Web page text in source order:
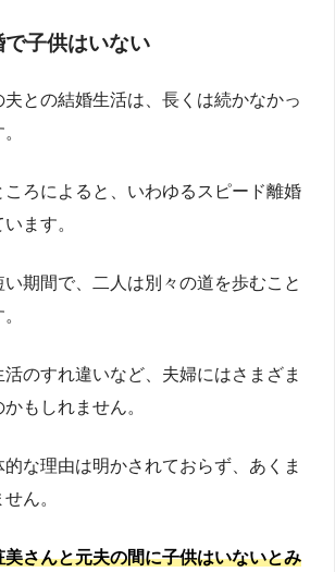
で子供はいない
との結婚生活は、長くは続かなかっ
ろによると、いわゆるスピード離婚
ます。
期間で、二人は別々の道を歩むこと
のすれ違いなど、夫婦にはさまざま
もしれません。
な理由は明かされておらず、あくま
ん。
美さんと元夫の間に子供はいないとみ